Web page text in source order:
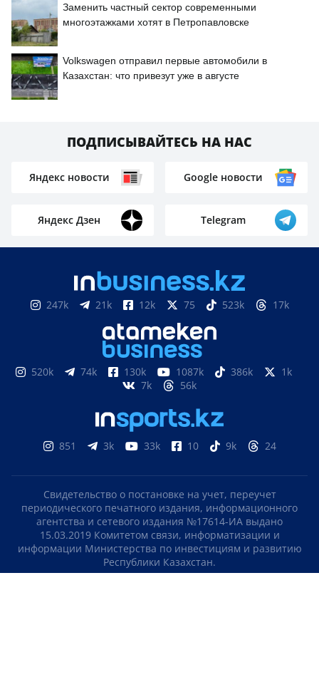
Заменить частный сектор современными
многоэтажками хотят в Петропавловске
Volkswagen отправил первые автомобили в
Казахстан: что привезут уже в августе
ПОДПИСЫВАЙТЕСЬ НА НАС
Яндекс новости Google новости
Яндекс Дзен Telegram
247k 21k 12k 75 523k 17k
520k 74k 130k 1087k 386k
1k
7k
56k
851 3k 33k 10 9k 24
Свидетельство о постановке на учет, переучет
периодического печатного издания, информационного
агентства и сетевого издания №17614-ИА выдано
15.03.2019 Комитетом связи, информатизации и
информации Министерства по инвестициям и развитию
Республики Казахстан.